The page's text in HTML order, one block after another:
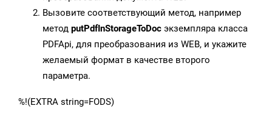
Вызовите соответствующий метод, например
метод putPdfInStorageToDoc экземпляра класса
PDFApi, для преобразования из WEB, и укажите
желаемый формат в качестве второго
параметра.
%!(EXTRA string=FODS)